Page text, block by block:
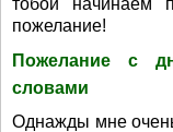
тобой начинаем
пожелание!
Пожелание с
словами
Однажды мне